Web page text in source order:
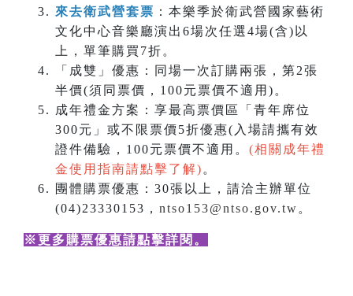
來去衛武營套票 ：本樂季於衛武營國家藝術
文化中心音樂廳演出6場次任選4場(含)以
上，單筆購買7折。
「成雙」優惠：同場一次訂購兩張，第2張
半價(須同票價，100元票價不適用)。
成年禮金方案：享最高票價區「青年席位
300元」或不限票價5折優惠(入場請攜有效
證件備驗，100元票價不適用。 (相關成年禮
金使用指南請點擊了解) 。
團體購票優惠：30張以上，請洽主辦單位
(04)23330153， ntso153@ntso.gov.tw 。
※更多購票優惠請點擊詳閱 。